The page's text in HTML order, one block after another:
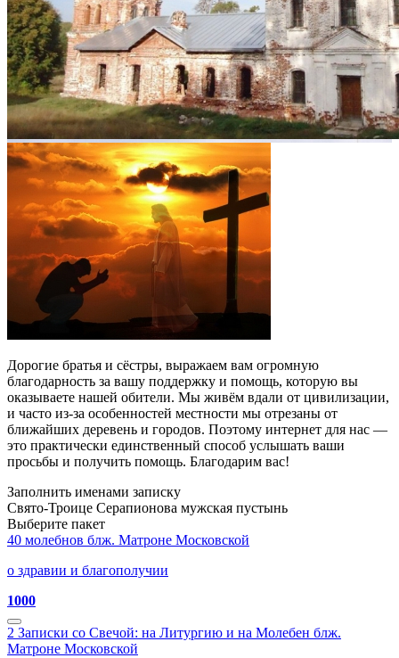
Дорогие братья и сёстры, выражаем вам огромную
благодарность за вашу поддержку и помощь, которую вы
оказываете нашей обители. Мы живём вдали от цивилизации,
и часто из-за особенностей местности мы отрезаны от
ближайших деревень и городов. Поэтому интернет для нас —
это практически единственный способ услышать ваши
просьбы и получить помощь. Благодарим вас!
Заполнить именами записку
Свято-Троице Серапионова мужская пустынь
Выберите пакет
40 молебнов блж. Матроне Московской
о здравии и благополучии
1000
2 Записки со Свечой: на Литургию и на Молебен блж.
Матроне Московской